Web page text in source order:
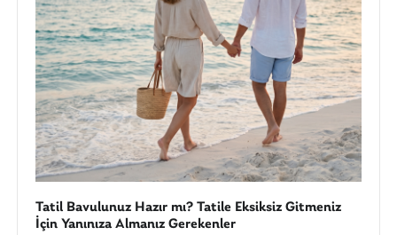
Tatil Bavulunuz Hazır mı? Tatile Eksiksiz Gitmeniz
İçin Yanınıza Almanız Gerekenler